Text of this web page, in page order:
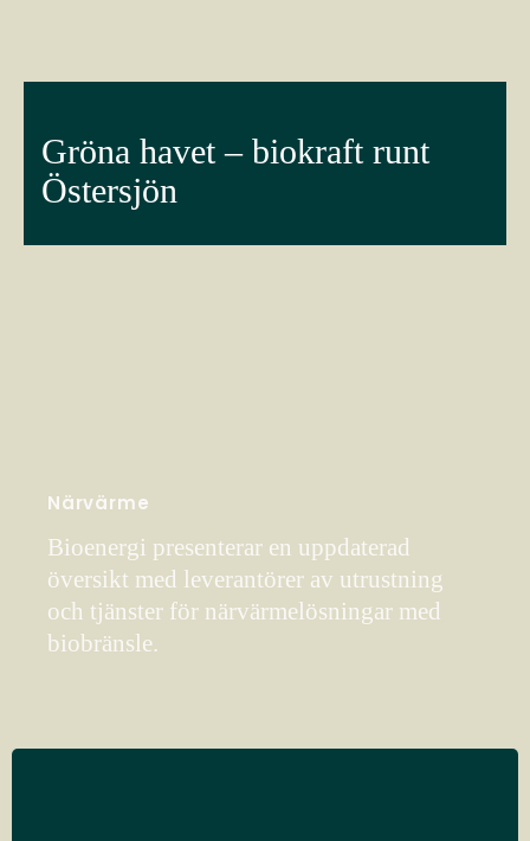
Gröna havet – biokraft runt
Östersjön
Närvärme
Bioenergi presenterar en uppdaterad
översikt med leverantörer av utrustning
och tjänster för närvärmelösningar med
biobränsle.